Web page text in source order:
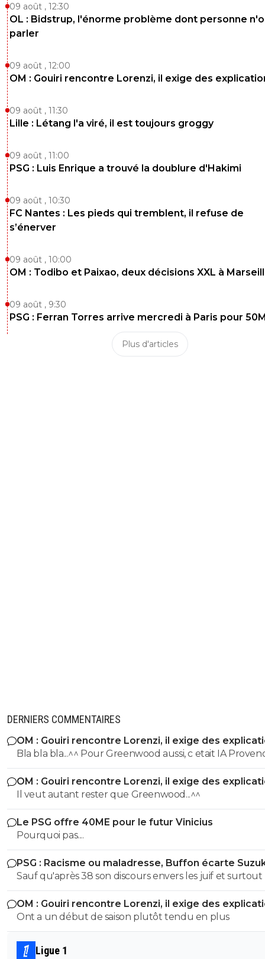
09 août , 12:30
OL : Bidstrup, l'énorme problème dont personne
parler
09 août , 12:00
OM : Gouiri rencontre Lorenzi, il exige des
09 août , 11:30
Lille : Létang l'a viré, il est toujours groggy
09 août , 11:00
PSG : Luis Enrique a trouvé la doublure d'Hakimi
09 août , 10:30
FC Nantes : Les pieds qui tremblent, il refuse de
s’énerver
09 août , 10:00
OM : Todibo et Paixao, deux décisions XXL à
09 août , 9:30
PSG : Ferran Torres arrive mercredi à Paris pour
Plus d'articles
DERNIERS COMMENTAIRES
OM : Gouiri rencontre Lorenzi, il exige des
Bla bla bla...^^ Pour Greenwood aussi, c etait IA Provence,
jusqu a ce qu'il pose avec le maillot de Fenerbahce !!!
OM : Gouiri rencontre Lorenzi, il exige des
Il veut autant rester que Greenwood...^^
Le PSG offre 40ME pour le futur Vinicius
Pourquoi pas....
PSG : Racisme ou maladresse, Buffon écarte
Sauf qu'après 38 son discours envers les juif et surtout
nouvelles loies antisémites quil avait pondu étaient
autre que son discours de 1932 Espece de benêt ,apres si tu
cherche a avoir raison la ou tu as tort alors je te laisse
maladie mentale jai pas les facultés je suis pas toubib ni
psychiatre
OM : Gouiri rencontre Lorenzi, il exige des
Ont a un début de saison plutôt tendu en plus
Ligue 1